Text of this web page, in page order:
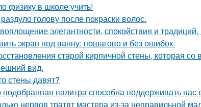
физику в школе учить!
голову после покраски волос.
элегантности, спокойствия и
экран под ванну: пошагово и без ошибок.
старой кирпичной стены, которая
вид.
стены давят?
палитра способна поддерживать нас
нервов тратят мастера из-за неправильной